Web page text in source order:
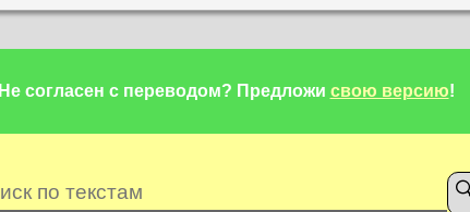
Не согласен с переводом? Предложи свою версию!